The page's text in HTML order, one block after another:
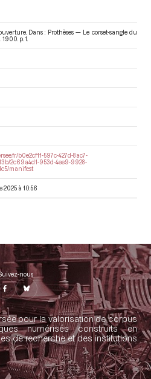
Dans : Prothèses — Le corset-sangle du
. 1900. p. 1.
b0e2cf11-597c-427d-8ac7-
2c69a4d1-953d-4ee9-9928-
manifest
2025 à 10:56
nous
pour la valorisation de corpus
numérisés construits en
de recherche et des institutions